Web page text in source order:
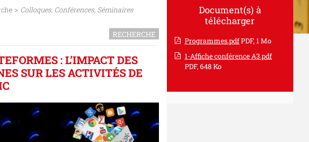
> Colloques, Conférences, Séminaires
RECHERCHE
: L’IMPACT DES
SUR LES ACTIVITÉS DE
Document(s) à
télécharger
Programmes.pdfPDF, 1 Mo
1-Affiche conférence A3.pdf
PDF, 648 Ko